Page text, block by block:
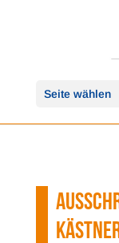
Seite wählen